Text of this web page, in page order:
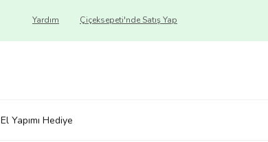
Çiçeksepeti'nde Satış Yap
Yardım
El Yapımı Hediye